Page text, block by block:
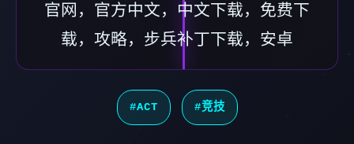
官网，官方中文，中文下载，免费下
载，攻略，步兵补丁下载，安卓
#ACT #竞技